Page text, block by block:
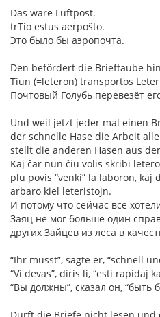
Das wäre Luftpost.
trTio estus aerpoŝto.
Это было бы аэропочта.
Den befördert die Brieftaube
Tiun (=leteron) transportos
Почтовый Голубь перевезёт
Und weil jetzt jeder mal einen
der schnelle Hase die Arbeit
stellt die anderen Hasen aus
Kaj ĉar nun ĉiu volis skribi
plu povis “venki” la laboron,
arbaro kiel leteristojn.
И потому что сейчас все
Заяц не мог больше один
других Зайцев из леса в
“Ihr müsst”, sagte er, “schnell
“Vi devas”, diris li, “esti rapidaj
“Вы должны”, сказал он,